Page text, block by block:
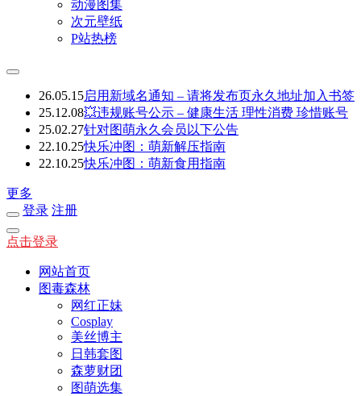
动漫图集
次元壁纸
P站热榜
26.05.15启用新域名通知 – 请将发布页永久地址加入书签
25.12.08💥违规账号公示 – 健康生活 理性消费 珍惜账号
25.02.27针对图萌永久会员以下公告
22.10.25快乐冲图：萌新解压指南
22.10.25快乐冲图：萌新食用指南
更多
登录 注册
点击登录
网站首页
图毒森林
网红正妹
Cosplay
美丝博主
日韩套图
森萝财团
图萌选集